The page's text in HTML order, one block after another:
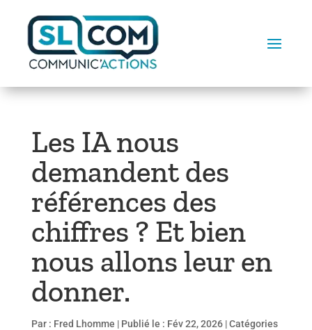
Les IA nous
demandent des
références des
chiffres ? Et bien
nous allons leur en
donner.
Par : Fred Lhomme | Publié le : Fév 22, 2026 | Catégories